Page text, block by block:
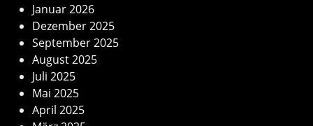
Januar 2026
Dezember 2025
September 2025
August 2025
Juli 2025
Mai 2025
April 2025